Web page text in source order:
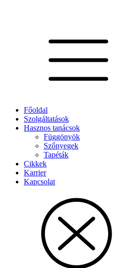
Főoldal
Szolgáltatások
Hasznos tanácsok
Függönyök
Szőnyegek
Tapéták
Cikkek
Karrier
Kapcsolat